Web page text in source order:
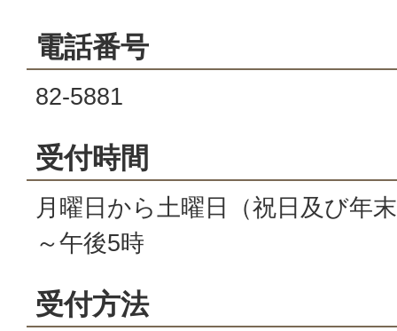
電話番号
82-5881
受付時間
月曜日から土曜日（祝日及び年
～午後5時
受付方法